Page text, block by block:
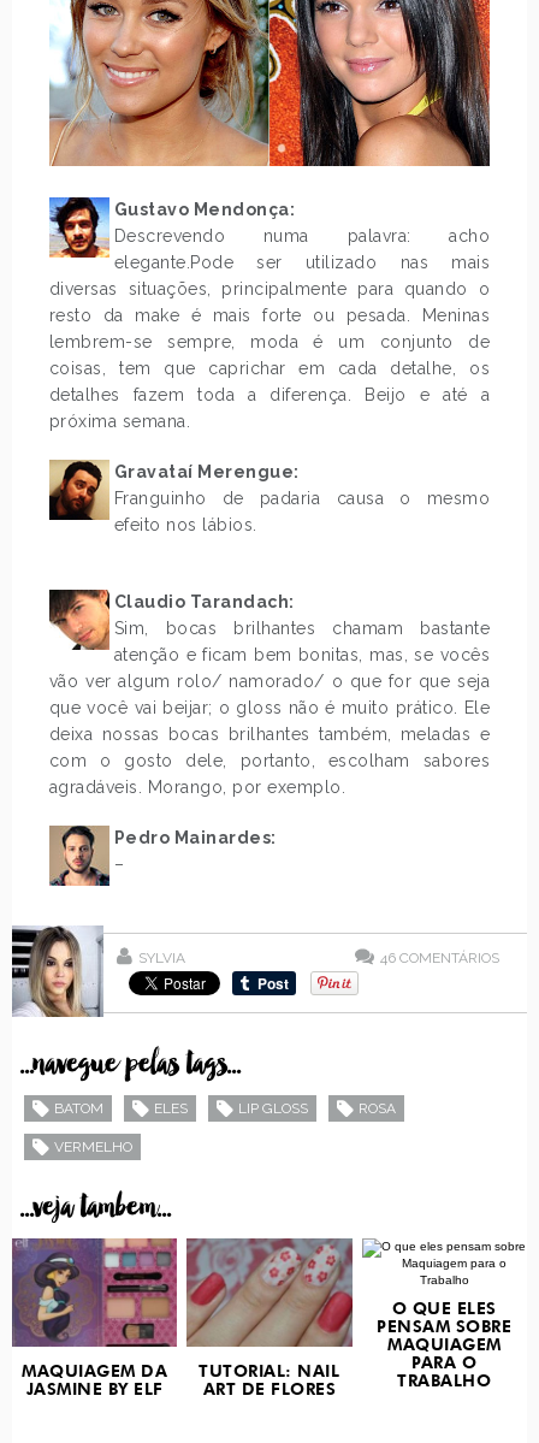
Gustavo Mendonça:
Descrevendo numa palavra: acho
elegante.Pode ser utilizado nas mais
diversas situações, principalmente para quando o
resto da make é mais forte ou pesada. Meninas
lembrem-se sempre, moda é um conjunto de
coisas, tem que caprichar em cada detalhe, os
detalhes fazem toda a diferença. Beijo e até a
próxima semana.
Gravataí Merengue:
Franguinho de padaria causa o mesmo
efeito nos lábios.
Claudio Tarandach:
Sim, bocas brilhantes chamam bastante
atenção e ficam bem bonitas, mas, se vocês
vão ver algum rolo/ namorado/ o que for que seja
que você vai beijar; o gloss não é muito prático. Ele
deixa nossas bocas brilhantes também, meladas e
com o gosto dele, portanto, escolham sabores
agradáveis. Morango, por exemplo.
Pedro Mainardes:
–
SYLVIA 46 COMENTÁRIOS
...navegue pelas tags...
BATOM ELES LIP GLOSS ROSA
VERMELHO
...veja tambem...
MAQUIAGEM DA
JASMINE BY ELF
TUTORIAL: NAIL
ART DE FLORES
O QUE ELES
PENSAM SOBRE
MAQUIAGEM
PARA O
TRABALHO